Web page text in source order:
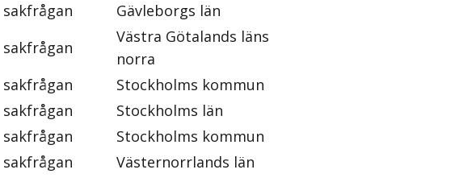
sakfrågan
Gävleborgs län
sakfrågan
Västra Götalands läns
norra
sakfrågan
Stockholms kommun
sakfrågan
Stockholms län
sakfrågan
Stockholms kommun
sakfrågan
Västernorrlands län